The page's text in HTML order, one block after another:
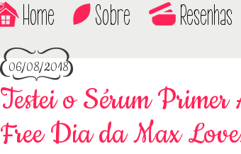
Home Sobre Resenhas
06/08/2018
Testei o Sérum
Free Dia da Max